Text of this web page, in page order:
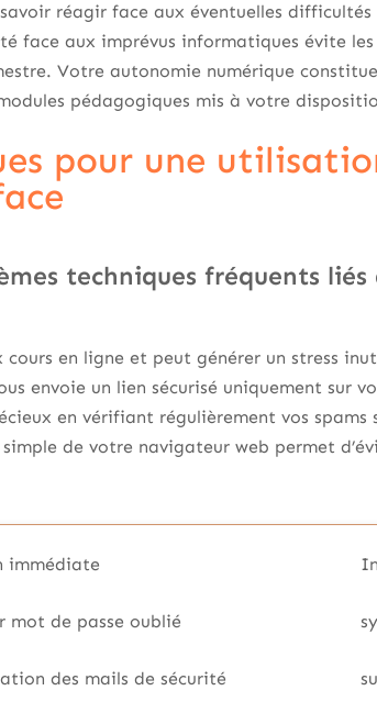
réagir face aux éventuelles
face aux imprévus informatiques évite
Votre autonomie numérique
pédagogiques mis à votre
pour une
techniques fréquents
cours en ligne et peut générer un stress
envoie un lien sécurisé uniquement sur
en vérifiant régulièrement vos
de votre navigateur web permet
immédiate
mot de passe oublié
des mails de sécurité